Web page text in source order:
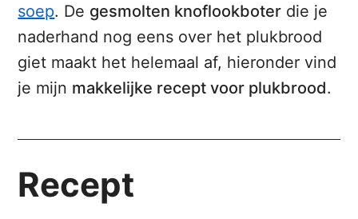
soep. De gesmolten knoflookboter die je
naderhand nog eens over het plukbrood
giet maakt het helemaal af, hieronder vind
je mijn makkelijke recept voor plukbrood.
Recept